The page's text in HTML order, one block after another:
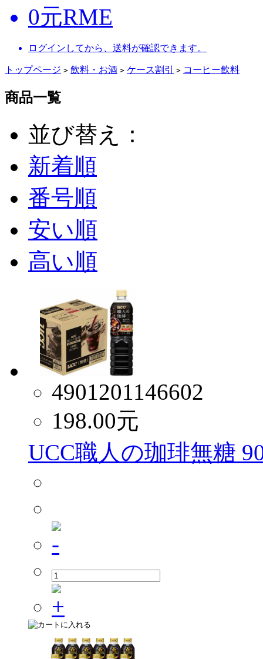
0元RME
ログインしてから、送料が確認できます。
トップページ > 飲料・お酒 > ケース割引 > コーヒー飲料
商品一覧
並び替え：
新着順
番号順
安い順
高い順
4901201146602
198.00元
UCC職人の珈琲無糖